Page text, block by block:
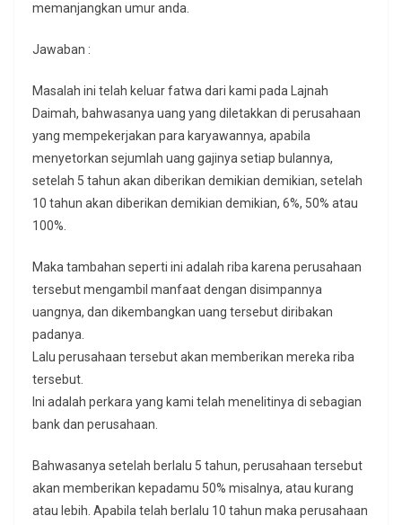
memanjangkan umur anda.
Jawaban :
Masalah ini telah keluar fatwa dari kami pada Lajnah
Daimah, bahwasanya uang yang diletakkan di perusahaan
yang mempekerjakan para karyawannya, apabila
menyetorkan sejumlah uang gajinya setiap bulannya,
setelah 5 tahun akan diberikan demikian demikian, setelah
10 tahun akan diberikan demikian demikian, 6%, 50% atau
100%.
Maka tambahan seperti ini adalah riba karena perusahaan
tersebut mengambil manfaat dengan disimpannya
uangnya, dan dikembangkan uang tersebut diribakan
padanya.
Lalu perusahaan tersebut akan memberikan mereka riba
tersebut.
Ini adalah perkara yang kami telah menelitinya di sebagian
bank dan perusahaan.
Bahwasanya setelah berlalu 5 tahun, perusahaan tersebut
akan memberikan kepadamu 50% misalnya, atau kurang
atau lebih. Apabila telah berlalu 10 tahun maka perusahaan